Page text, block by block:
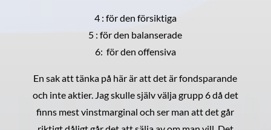
4 : för den försiktiga
5 : för den balanserade
6: för den offensiva
En sak att tänka på här är att det är fondsparande
och inte aktier. Jag skulle själv välja grupp 6 då det
finns mest vinstmarginal och ser man att det går